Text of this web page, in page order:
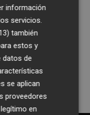
de
correo
información
servicios.
también
estos y
datos de
se aplican
proveedores
en